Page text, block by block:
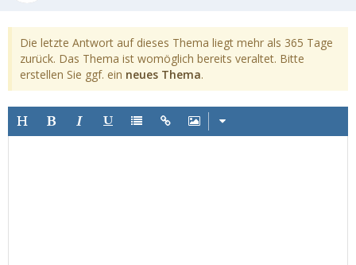
Die letzte Antwort auf dieses Thema liegt mehr als 365 Tage
zurück. Das Thema ist womöglich bereits veraltet. Bitte
erstellen Sie ggf. ein neues Thema.